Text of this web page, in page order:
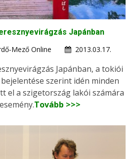
Japánban
Mező Online
2013.03.17.
Japánban, a tokiói
szerint idén minden
el a szigetország lakói számára
Tovább >>>